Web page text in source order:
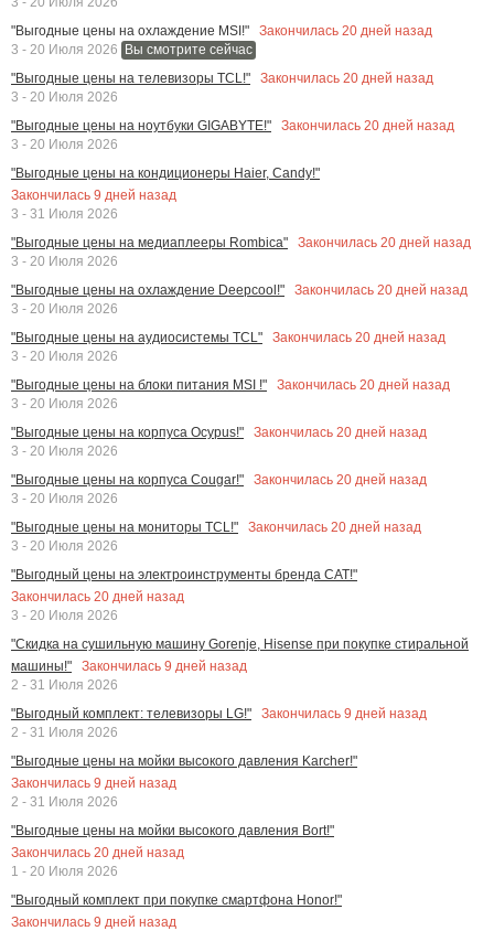
"Выгодные цены на охлаждение MSI!"
Закончилась 20 дней назад
3 - 20 Июля 2026
Вы смотрите сейчас
"Выгодные цены на телевизоры TCL!"
Закончилась 20 дней назад
3 - 20 Июля 2026
"Выгодные цены на ноутбуки GIGABYTE!"
Закончилась 20 дней назад
3 - 20 Июля 2026
"Выгодные цены на кондиционеры Haier, Candy!"
Закончилась 9 дней назад
3 - 31 Июля 2026
"Выгодные цены на медиаплееры Rombica"
Закончилась 20 дней назад
3 - 20 Июля 2026
"Выгодные цены на охлаждение Deepcool!"
Закончилась 20 дней назад
3 - 20 Июля 2026
"Выгодные цены на аудиосистемы TCL"
Закончилась 20 дней назад
3 - 20 Июля 2026
"Выгодные цены на блоки питания MSI !"
Закончилась 20 дней назад
3 - 20 Июля 2026
"Выгодные цены на корпуса Ocypus!"
Закончилась 20 дней назад
3 - 20 Июля 2026
"Выгодные цены на корпуса Cougar!"
Закончилась 20 дней назад
3 - 20 Июля 2026
"Выгодные цены на мониторы TCL!"
Закончилась 20 дней назад
3 - 20 Июля 2026
"Выгодный цены на электроинструменты бренда CAT!"
Закончилась 20 дней назад
3 - 20 Июля 2026
"Скидка на сушильную машину Gorenje, Hisense при покупке стиральной
машины!"
Закончилась 9 дней назад
2 - 31 Июля 2026
"Выгодный комплект: телевизоры LG!"
Закончилась 9 дней назад
2 - 31 Июля 2026
"Выгодные цены на мойки высокого давления Karcher!"
Закончилась 9 дней назад
2 - 31 Июля 2026
"Выгодные цены на мойки высокого давления Bort!"
Закончилась 20 дней назад
1 - 20 Июля 2026
"Выгодный комплект при покупке смартфона Honor!"
Закончилась 9 дней назад